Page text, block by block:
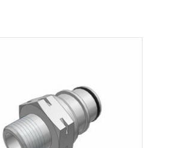
IN DEN WARENKORB